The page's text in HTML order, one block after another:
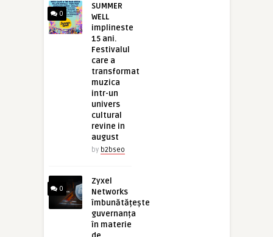
0
SUMMER
WELL
implineste
15 ani.
Festivalul
care a
transformat
muzica
intr-un
univers
cultural
revine in
august
by b2bseo
0
Zyxel
Networks
îmbunătățește
guvernanța
în materie